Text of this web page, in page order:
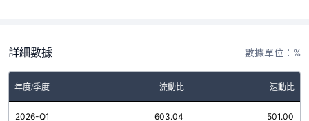
詳細數據 數據單位：%
年度/季度 流動比 速動比
2026-Q1 603.04 501.00